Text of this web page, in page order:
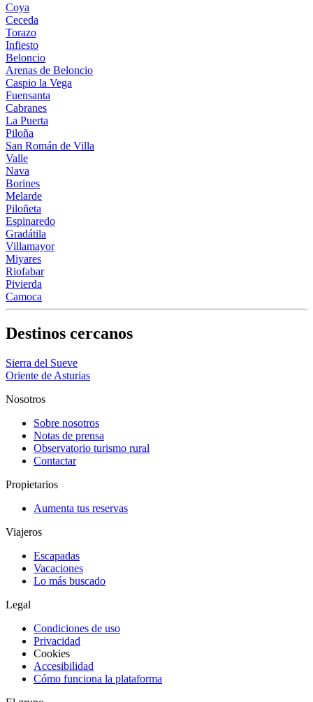
Coya
Ceceda
Torazo
Infiesto
Beloncio
Arenas de Beloncio
Caspio la Vega
Fuensanta
Cabranes
La Puerta
Piloña
San Román de Villa
Valle
Nava
Borines
Melarde
Piloñeta
Espinaredo
Gradátila
Villamayor
Miyares
Riofabar
Pivierda
Camoca
Destinos cercanos
Sierra del Sueve
Oriente de Asturias
Nosotros
Sobre nosotros
Notas de prensa
Observatorio turismo rural
Contactar
Propietarios
Aumenta tus reservas
Viajeros
Escapadas
Vacaciones
Lo más buscado
Legal
Condiciones de uso
Privacidad
Cookies
Accesibilidad
Cómo funciona la plataforma